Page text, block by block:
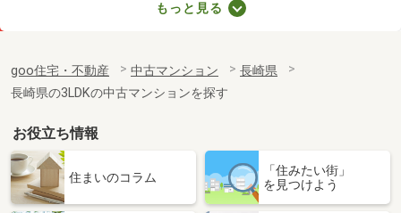
専有面積 75.42m²
間取り
3LDK
もっと見る
goo住宅・不動産 中古マンション
長崎県
長崎県の3LDKの中古マンションを探す
お役立ち情報
住まいのコラム
「住みたい街」
を見つけよう